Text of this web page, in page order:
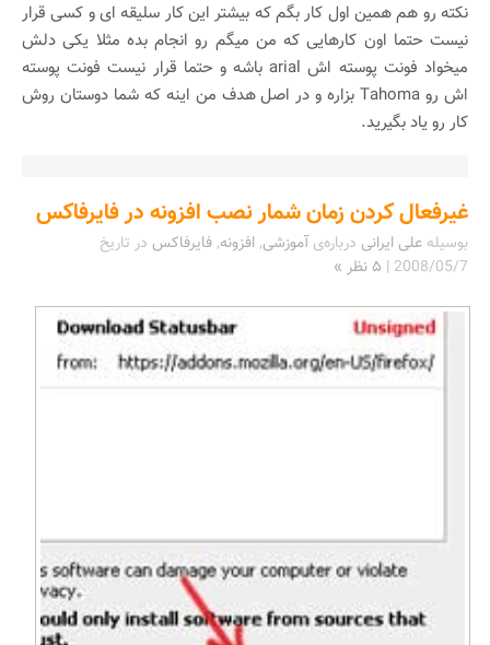
نکته رو هم همین اول کار بگم که بیشتر این کار سلیقه ای و کسی قرار
نیست حتما اون کارهایی که من میگم رو انجام بده مثلا یکی دلش
میخواد فونت پوسته اش arial باشه و حتما قرار نیست فونت پوسته
اش رو Tahoma بزاره و در اصل هدف من اینه که شما دوستان روش
کار رو یاد بگیرید.
غیرفعال کردن زمان شمار نصب افزونه در فایرفاکس
بوسیله علی ایرانی درباره‌یآموزشی, افزونه,فایرفاکس در تاریخ
2008/05/7
| ۵ نظر »